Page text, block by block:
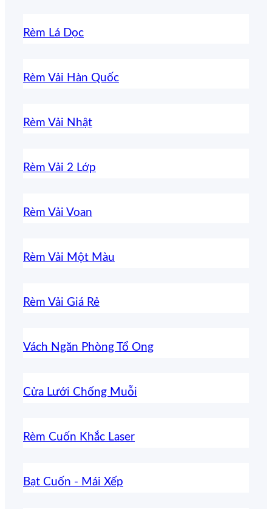
Rèm Lá Dọc
Rèm Vải Hàn Quốc
Rèm Vải Nhật
Rèm Vải 2 Lớp
Rèm Vải Voan
Rèm Vải Một Màu
Rèm Vải Giá Rẻ
Vách Ngăn Phòng Tổ Ong
Cửa Lưới Chống Muỗi
Rèm Cuốn Khắc Laser
Bạt Cuốn - Mái Xếp